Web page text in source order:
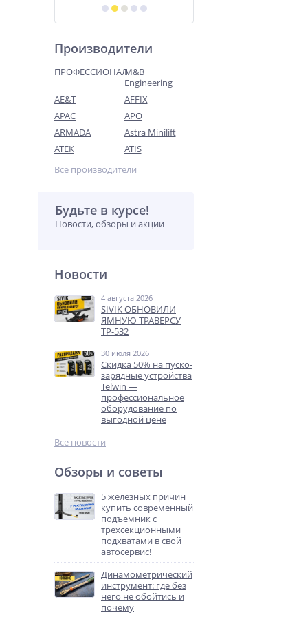
Производители
ПРОФЕССИОНАЛM&B
Engineering
AE&T
AFFIX
APAC
APO
ARMADA
Astra Minilift
ATEK
ATIS
Все производители
Будьте в курсе!
Новости, обзоры и акции
Новости
4 августа 2026
SIVIK ОБНОВИЛИ
ЯМНУЮ ТРАВЕРСУ
ТР-532
30 июля 2026
Скидка 50% на пуско-
зарядные устройства
Telwin —
профессиональное
оборудование по
выгодной цене
Все новости
Обзоры и советы
5 железных причин
купить современный
подъемник с
трехсекционными
подхватами в свой
автосервис!
Динамометрический
инструмент: где без
него не обойтись и
почему